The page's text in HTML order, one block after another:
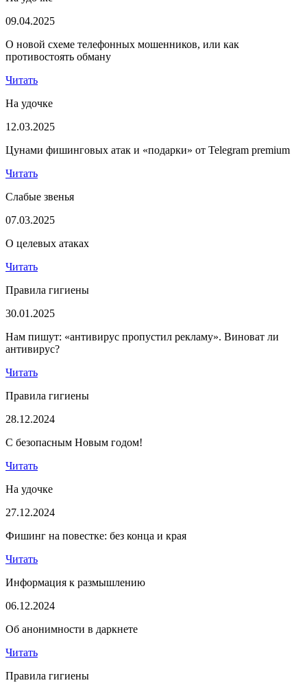
09.04.2025
О новой схеме телефонных мошенников, или как
противостоять обману
Читать
На удочке
12.03.2025
Цунами фишинговых атак и «подарки» от Telegram premium
Читать
Слабые звенья
07.03.2025
О целевых атаках
Читать
Правила гигиены
30.01.2025
Нам пишут: «антивирус пропустил рекламу». Виноват ли
антивирус?
Читать
Правила гигиены
28.12.2024
С безопасным Новым годом!
Читать
На удочке
27.12.2024
Фишинг на повестке: без конца и края
Читать
Информация к размышлению
06.12.2024
Об анонимности в даркнете
Читать
Правила гигиены